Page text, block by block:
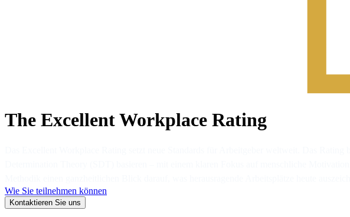
The Excellent Workplace Rating
Wie Sie teilnehmen können
Kontaktieren Sie uns